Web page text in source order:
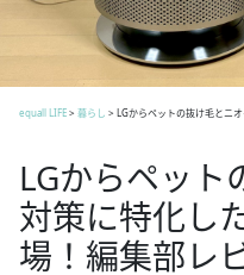
equall LIFE> 暮らし > LGからペットの抜け毛とニ
LGからペット
対策に特化し
場！編集部レ